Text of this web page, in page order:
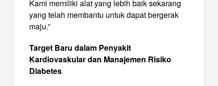
Kami memiliki alat yang lebih baik sekarang
yang telah membantu untuk dapat bergerak
maju.”
Target Baru dalam Penyakit
Kardiovaskular dan Manajemen Risiko
Diabetes